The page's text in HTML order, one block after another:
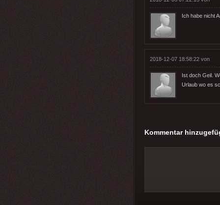
Ich habe nicht
2018-12-07 18:58:22 von
Ist doch Geil.
Urlaub wo es
Kommentar